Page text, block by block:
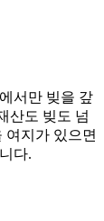
서만 빚을 갚
산도 빚도 넘
여지가 있으면
다.